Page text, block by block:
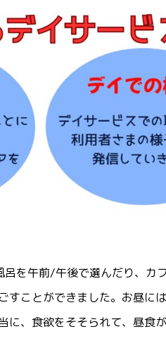
呂を午前/午後で選んだり、カ
すことができました。お昼に
に、食欲をそそられて、昼食